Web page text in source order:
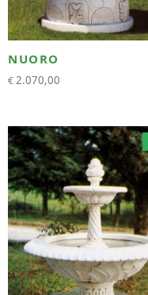
NUORO
€ 2.070,00